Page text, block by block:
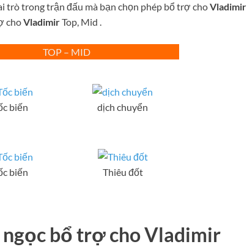
trò trong trận đấu mà bạn chọn phép bổ trợ choVladimir
choVladimirTop, Mid .
TOP – MID
biến dịch chuyển
biến Thiêu đốt
ngọc bổ trợchoVladimir